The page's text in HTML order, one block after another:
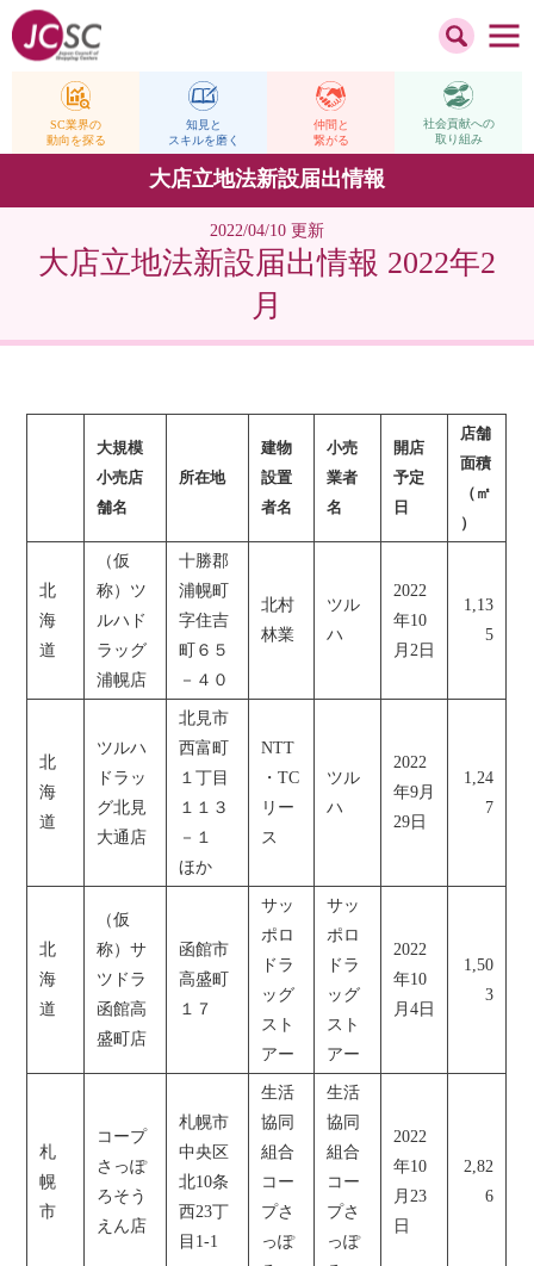
SC業界の
動向を探る
知見と
スキルを磨く
仲間と
繋がる
社会貢献への
取り組み
大店立地法新設届出情報
2022/04/10 更新
大店立地法新設届出情報 2022年2
月
大規模
小売店
舗名
所在地
建物
設置
者名
小売
業者
名
開店
予定
日
店舗
面積
（㎡
）
北
海
道
（仮
称）ツ
ルハド
ラッグ
浦幌店
十勝郡
浦幌町
字住吉
町６５
－４０
北村
林業
ツル
ハ
2022
年10
月2日
1,13
5
北
海
道
ツルハ
ドラッ
グ北見
大通店
北見市
西富町
１丁目
１１３
－１
ほか
NTT
・TC
リー
ス
ツル
ハ
2022
年9月
29日
1,24
7
北
海
道
（仮
称）サ
ツドラ
函館高
盛町店
函館市
高盛町
１７
サッ
ポロ
ドラ
ッグ
スト
アー
サッ
ポロ
ドラ
ッグ
スト
アー
2022
年10
月4日
1,50
3
札
幌
市
コープ
さっぽ
ろそう
えん店
札幌市
中央区
北10条
西23丁
目1-1
生活
協同
組合
コー
プさ
っぽ
生活
協同
組合
コー
プさ
っぽ
2022
年10
月23
日
2,82
6